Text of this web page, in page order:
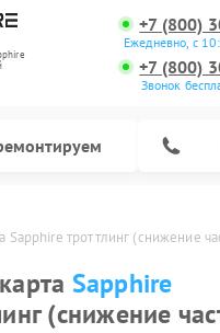
+7 (800)
Ежедневно, с
+7 (800)
Звонок
Sapphire троттлинг (снижение
Sapphire
(снижение